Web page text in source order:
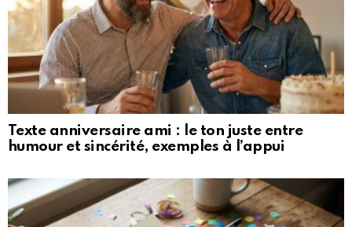
Texte anniversaire ami : le ton juste entre
humour et sincérité, exemples à l’appui